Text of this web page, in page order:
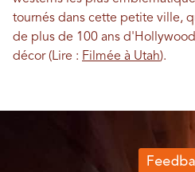
tournés dans cette petite ville,
de plus de 100 ans
décor (Lire : Filmée à Utah).